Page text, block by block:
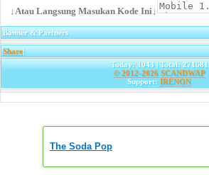
↓Atau Langsung Masukan Kode Ini↓
Banner & Partners
Share|
Today: 1043 | Total: 271681
© 2012-2026 SCANDWAP
Support: IRENON
The Soda Pop